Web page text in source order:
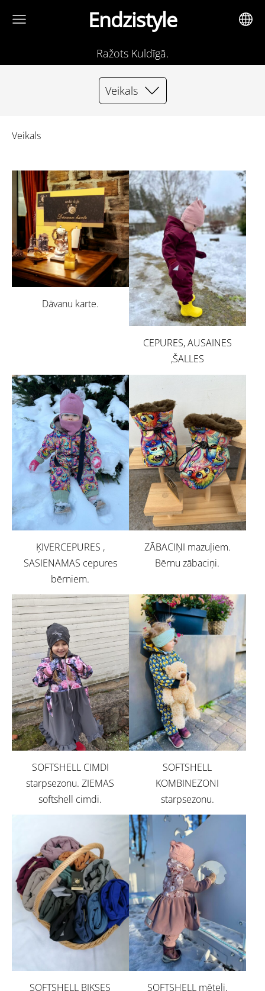
Endzistyle
Ražots Kuldīgā.
Veikals
Veikals
Dāvanu karte.
CEPURES, AUSAINES
,ŠALLES
ĶIVERCEPURES ,
SASIENAMAS cepures
bērniem.
ZĀBACIŅI mazuļiem.
Bērnu zābaciņi.
SOFTSHELL CIMDI
starpsezonu. ZIEMAS
softshell cimdi.
SOFTSHELL
KOMBINEZONI
starpsezonu.
SOFTSHELL BIKSES
SOFTSHELL mēteļi,